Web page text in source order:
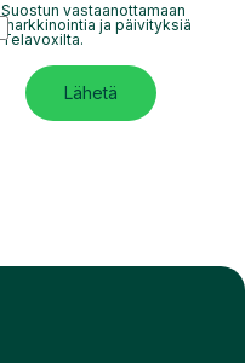
Suostun vastaanottamaan
markkinointia ja päivityksiä
Telavoxilta.
Lähetä